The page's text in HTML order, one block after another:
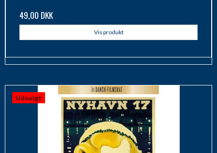
49,00 DKK
Vis produkt
Udsolgt